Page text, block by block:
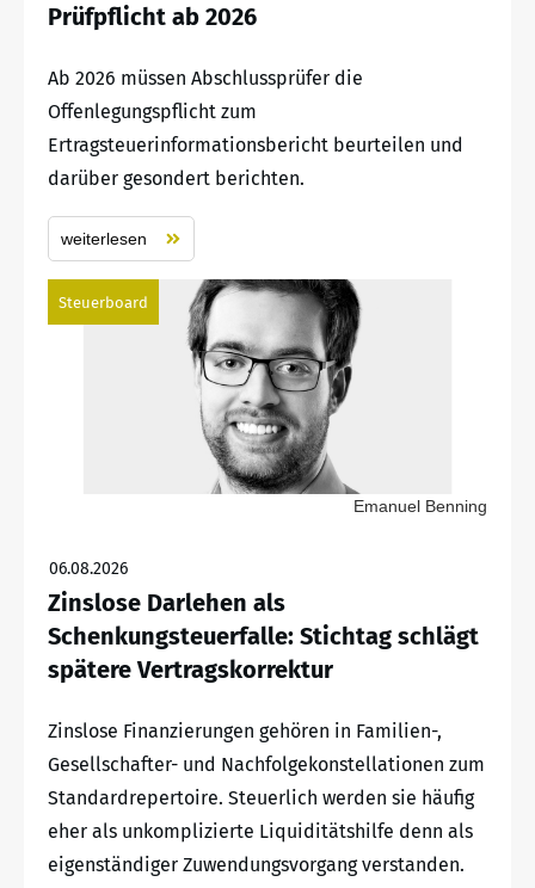
Prüfpflicht ab 2026
Ab 2026 müssen Abschlussprüfer die
Offenlegungspflicht zum
Ertragsteuerinformationsbericht beurteilen und
darüber gesondert berichten.
weiterlesen
Steuerboard
Emanuel Benning
06.08.2026
Zinslose Darlehen als
Schenkungsteuerfalle: Stichtag schlägt
spätere Vertragskorrektur
Zinslose Finanzierungen gehören in Familien-,
Gesellschafter- und Nachfolgekonstellationen zum
Standardrepertoire. Steuerlich werden sie häufig
eher als unkomplizierte Liquiditätshilfe denn als
eigenständiger Zuwendungsvorgang verstanden.